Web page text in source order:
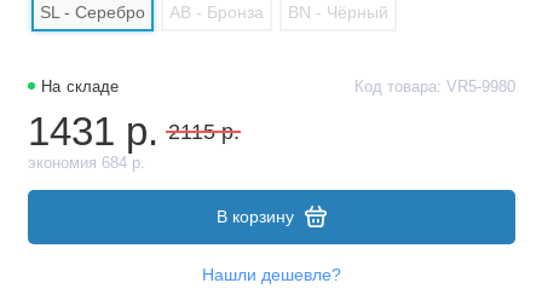
На складе Код товара: VR5-9980
1431 р. 2115 р.
экономия 684 р.
В корзину
Нашли дешевле?
SL - Серебро AB - Бронза BN - Чёрный